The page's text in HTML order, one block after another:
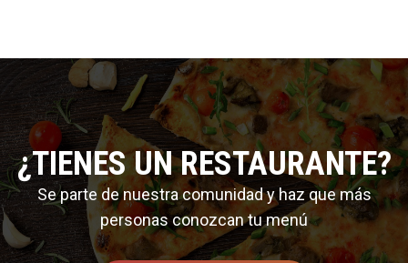
¿TIENES UN RESTAURANTE?
Se parte de nuestra comunidad y haz que más
personas conozcan tu menú